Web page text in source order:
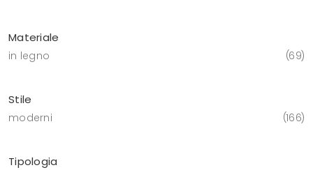
Materiale
in legno 69
Stile
moderni 166
Tipologia